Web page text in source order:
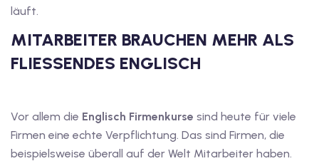
B2
Deutsch B2
läuft.
MITARBEITER BRAUCHEN MEHR ALS
FLIESSENDES ENGLISCH
Vor allem die Englisch Firmenkurse sind heute für viele
Firmen eine echte Verpflichtung. Das sind Firmen, die
beispielsweise überall auf der Welt Mitarbeiter haben.